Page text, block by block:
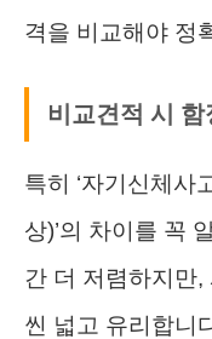
격을 비교해야 정
비교견적 시
특히 ‘자기신체사
상)’의 차이를 꼭
간 더 저렴하지만,
씬 넓고 유리합니